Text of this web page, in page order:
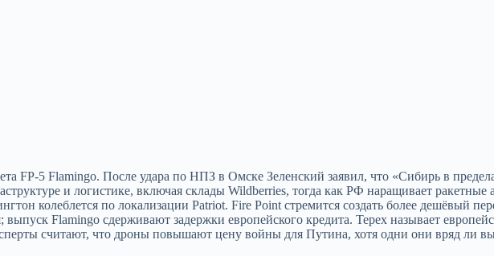
FP‑5 Flamingo. После удара по НПЗ в Омске Зеленский заявил, что «Сибирь в
и логистике, включая склады Wildberries, тогда как РФ наращивает ракетные
колеблется по локализации Patriot. Fire Point стремится создать более дешёвый
выпуск Flamingo сдерживают задержки европейского кредита. Терех называет
считают, что дроны повышают цену войны для Путина, хотя одни они вряд ли